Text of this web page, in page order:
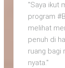
"Saya ikut
program
melihat
penuh di
ruang bagi
nyata."